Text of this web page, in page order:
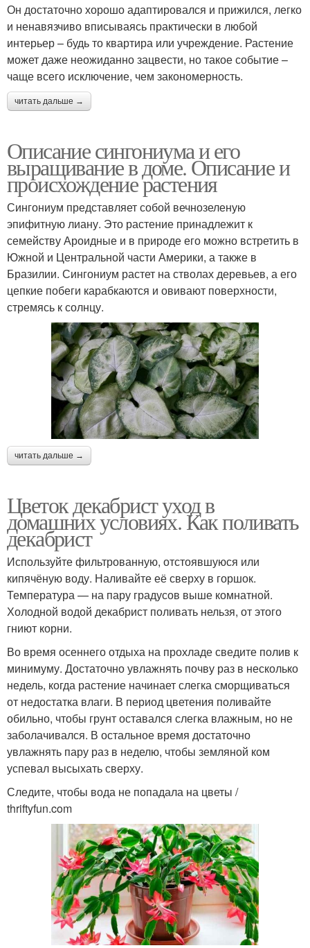
Он достаточно хорошо адаптировался и прижился, легко
и ненавязчиво вписываясь практически в любой
интерьер – будь то квартира или учреждение. Растение
может даже неожиданно зацвести, но такое событие –
чаще всего исключение, чем закономерность.
читать дальше →
Описание сингониума и его
выращивание в доме. Описание и
происхождение растения
Сингониум представляет собой вечнозеленую
эпифитную лиану. Это растение принадлежит к
семейству Ароидные и в природе его можно встретить в
Южной и Центральной части Америки, а также в
Бразилии. Сингониум растет на стволах деревьев, а его
цепкие побеги карабкаются и овивают поверхности,
стремясь к солнцу.
читать дальше →
Цветок декабрист уход в
домашних условиях. Как поливать
декабрист
Используйте фильтрованную, отстоявшуюся или
кипячёную воду. Наливайте её сверху в горшок.
Температура — на пару градусов выше комнатной.
Холодной водой декабрист поливать нельзя, от этого
гниют корни.
Во время осеннего отдыха на прохладе сведите полив к
минимуму. Достаточно увлажнять почву раз в несколько
недель, когда растение начинает слегка сморщиваться
от недостатка влаги. В период цветения поливайте
обильно, чтобы грунт оставался слегка влажным, но не
заболачивался. В остальное время достаточно
увлажнять пару раз в неделю, чтобы земляной ком
успевал высыхать сверху.
Следите, чтобы вода не попадала на цветы /
thriftyfun.com